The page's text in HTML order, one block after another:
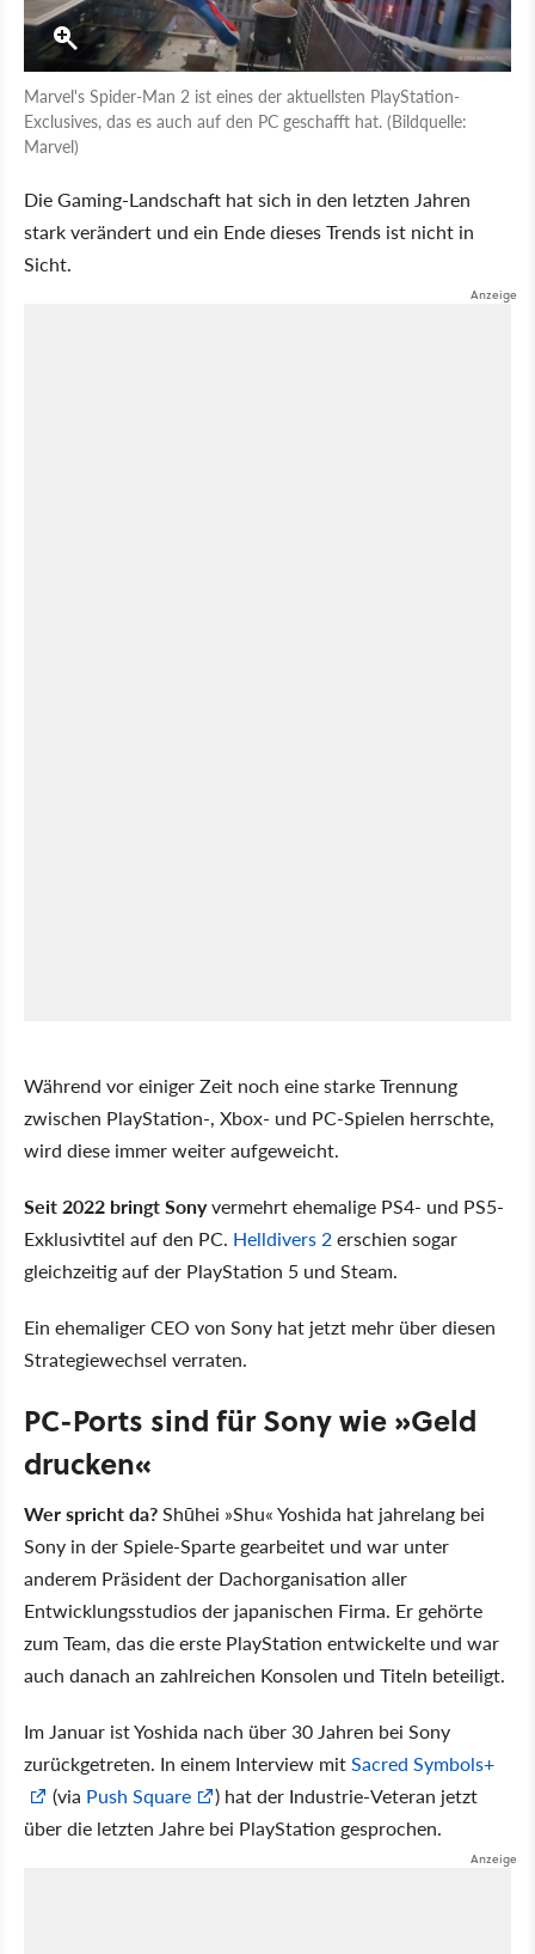
Marvel's Spider-Man 2 ist eines der aktuellsten PlayStation-
Exclusives, das es auch auf den PC geschafft hat. (Bildquelle:
Marvel)
Die Gaming-Landschaft hat sich in den letzten Jahren
stark verändert und ein Ende dieses Trends ist nicht in
Sicht.
Während vor einiger Zeit noch eine starke Trennung
zwischen PlayStation-, Xbox- und PC-Spielen herrschte,
wird diese immer weiter aufgeweicht.
Seit 2022 bringt Sonyvermehrt ehemalige PS4- und PS5-
Exklusivtitel auf den PC. Helldivers 2erschien sogar
gleichzeitig auf der PlayStation 5 und Steam.
Ein ehemaliger CEO von Sony hat jetzt mehr über diesen
Strategiewechsel verraten.
PC-Ports sind für Sony wie »Geld
drucken«
Wer spricht da?Shūhei Shu Yoshida hat jahrelang bei
Sony in der Spiele-Sparte gearbeitet und war unter
anderem Präsident der Dachorganisation aller
Entwicklungsstudios der japanischen Firma. Er gehörte
zum Team, das die erste PlayStation entwickelte und war
auch danach an zahlreichen Konsolen und Titeln beteiligt.
Im Januar ist Yoshida nach über 30 Jahren bei Sony
zurückgetreten. In einem Interview mitSacred Symbols+
(via Push Square
) hat der Industrie-Veteran jetzt
über die letzten Jahre bei PlayStation gesprochen.